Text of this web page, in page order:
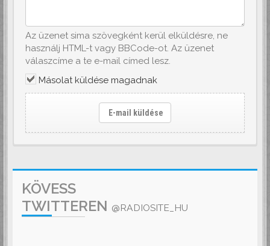
Az üzenet sima szövegként kerül elküldésre, ne
használj HTML-t vagy BBCode-ot. Az üzenet
válaszcíme a te e-mail címed lesz.
Másolat küldése magadnak
E-mail küldése
KÖVESS
TWITTEREN @RADIOSITE_HU